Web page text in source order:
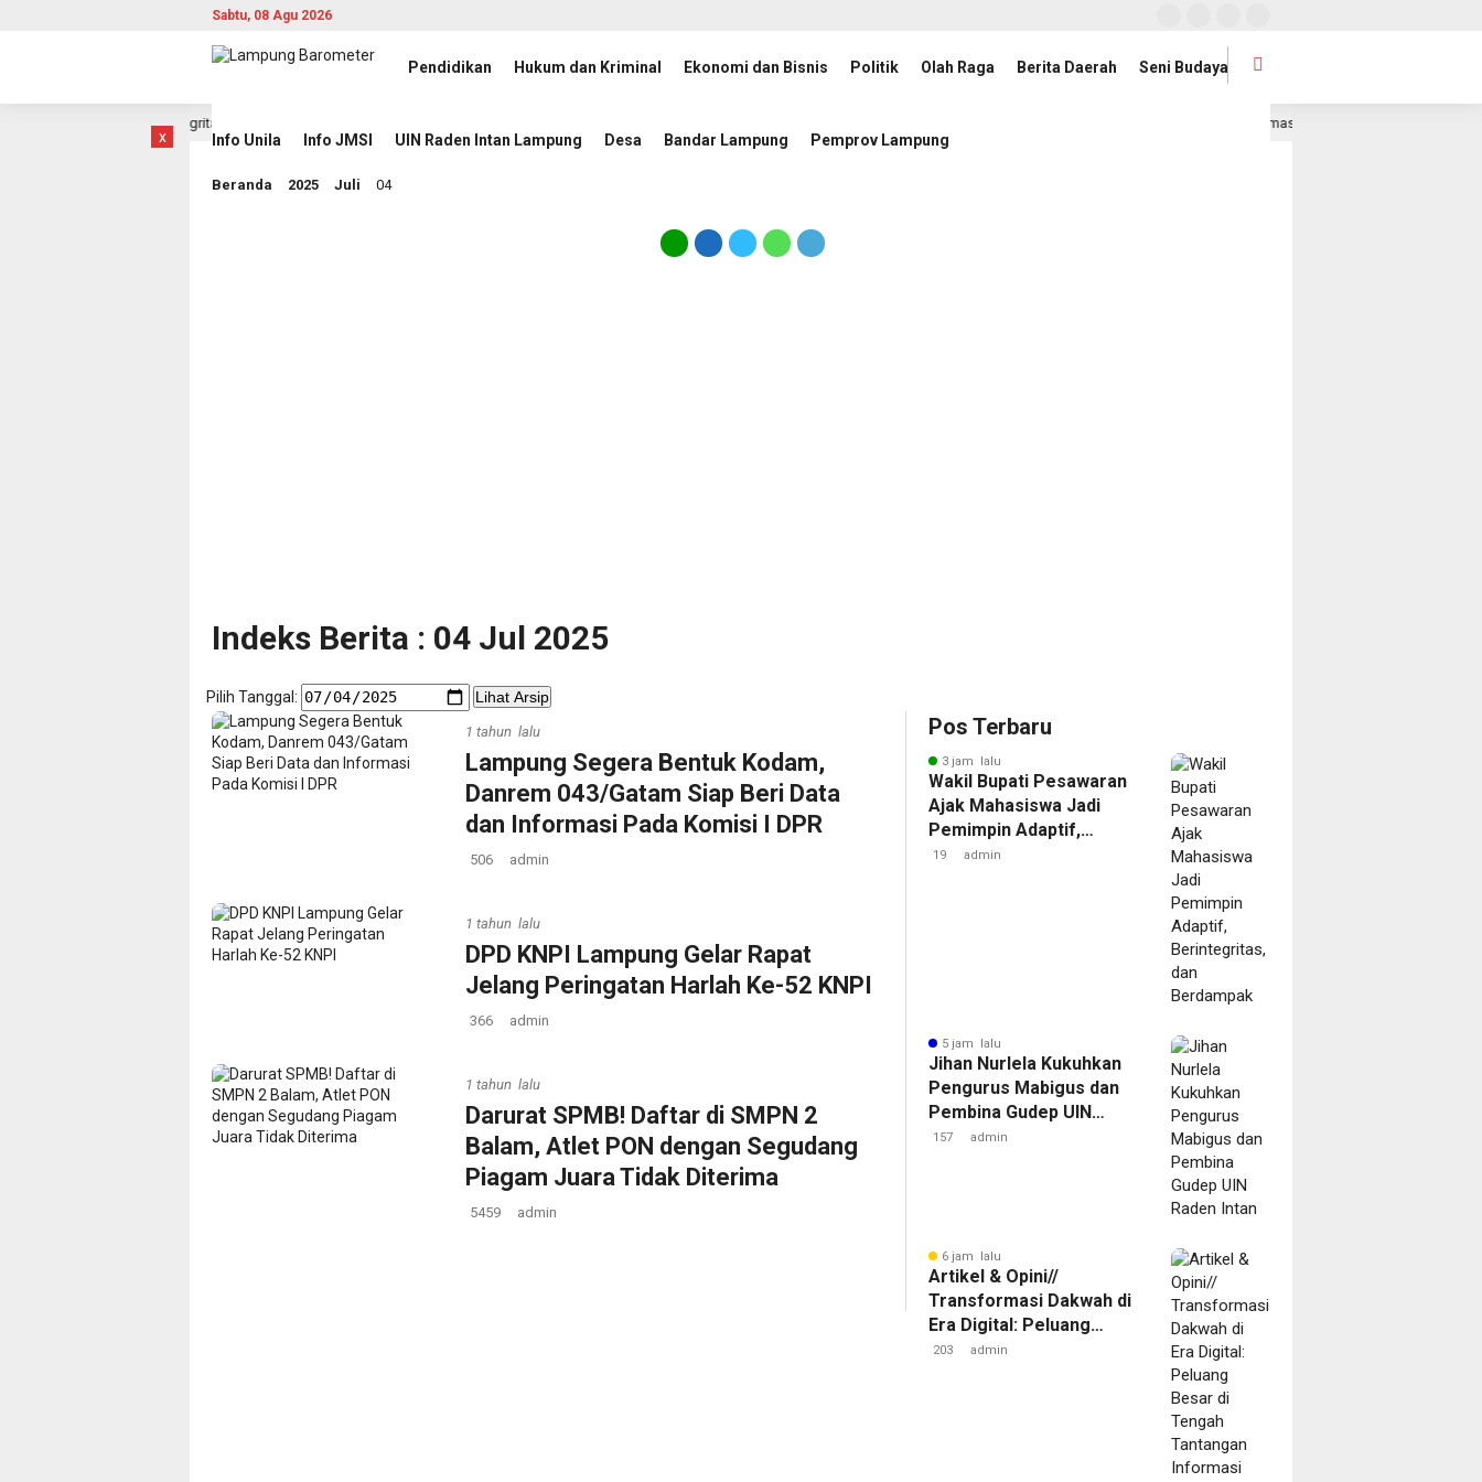
Sabtu, 08 Agu 2026
Pendidikan Hukum dan Kriminal Ekonomi dan Bisnis Politik Olah Raga Berita Daerah Seni Budaya
Info Unila Info JMSI UIN Raden Intan Lampung Desa Bandar Lampung Pemprov Lampung
x
Adaptif, Berintegritas, dan Berdampak Artikel & Opini// Transformasi Dakwah di Era Digital: Peluang Besar
Beranda 2025 Juli 04
Indeks Berita : 04 Jul 2025
Pilih Tanggal: Lihat Arsip
1 tahun lalu
‎Lampung Segera Bentuk Kodam,
Danrem 043/Gatam Siap Beri Data
dan Informasi Pada Komisi I DPR
506 admin
1 tahun lalu
DPD KNPI Lampung Gelar Rapat
Jelang Peringatan Harlah Ke-52 KNPI ‎
366 admin
1 tahun lalu
‎Darurat SPMB! Daftar di SMPN 2
Balam, Atlet PON dengan Segudang
Piagam Juara Tidak Diterima
5459 admin
Pos Terbaru
3 jam lalu
Wakil Bupati Pesawaran
Ajak Mahasiswa Jadi
Pemimpin Adaptif,
Berintegritas, dan
19 admin
5 jam lalu
Jihan Nurlela Kukuhkan
Pengurus Mabigus dan
Pembina Gudep UIN
Raden Intan
157 admin
6 jam lalu
Artikel & Opini//
Transformasi Dakwah di
Era Digital: Peluang
Besar di Tengah
203 admin